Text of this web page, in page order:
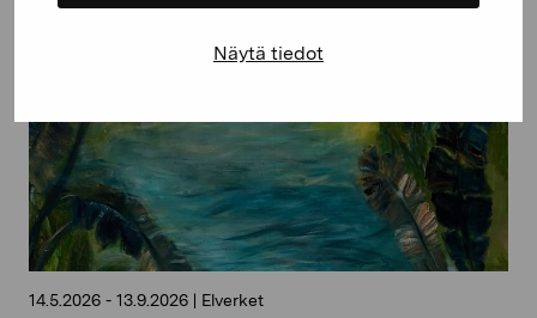
Näytä tiedot
14.5.2026 - 13.9.2026 | Elverket